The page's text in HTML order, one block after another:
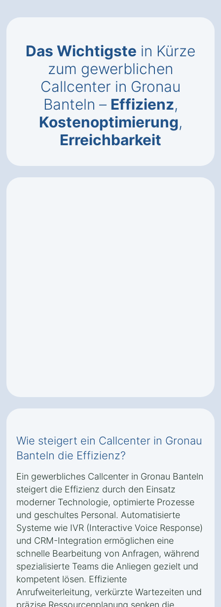
Das Wichtigste in Kürze
zum gewerblichen
Callcenter in Gronau
Banteln – Effizienz,
Kostenoptimierung,
Erreichbarkeit
Wie steigert ein Callcenter in Gronau
Banteln die Effizienz?
Ein gewerbliches Callcenter in Gronau Banteln
steigert die Effizienz durch den Einsatz
moderner Technologie, optimierte Prozesse
und geschultes Personal. Automatisierte
Systeme wie IVR (Interactive Voice Response)
und CRM-Integration ermöglichen eine
schnelle Bearbeitung von Anfragen, während
spezialisierte Teams die Anliegen gezielt und
kompetent lösen. Effiziente
Anrufweiterleitung, verkürzte Wartezeiten und
präzise Ressourcenplanung senken die